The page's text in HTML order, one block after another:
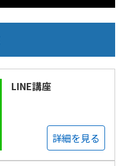
LINE講座
詳細を見る